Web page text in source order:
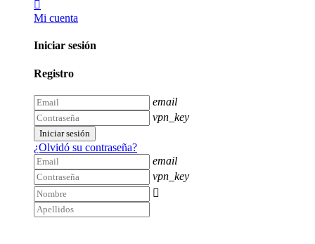
Mi cuenta
Iniciar sesión
Registro
email
vpn_key
Iniciar sesión
¿Olvidó su contraseña?
email
vpn_key
